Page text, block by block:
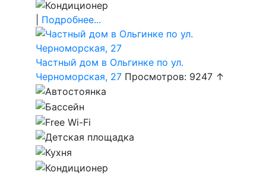
Подробнее...
Частный дом в Ольгинке по ул.
Черноморская, 27 Просмотров: 9247 ↑